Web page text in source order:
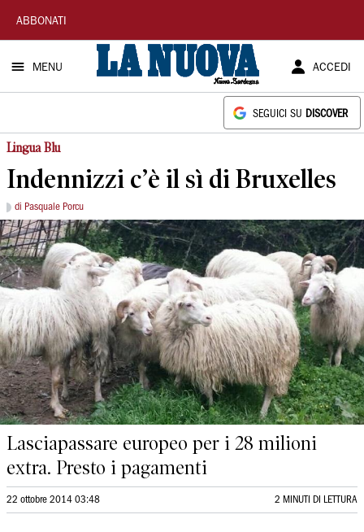
La
Nuova
Sardegna
ABBONATI
MENU ACCEDI
SEGUICI SU DISCOVER
Lingua Blu
Indennizzi c’è il sì di Bruxelles
di Pasquale Porcu
Lasciapassare europeo per i 28 milioni
extra. Presto i pagamenti
22 ottobre 2014 03:48 2 MINUTI DI LETTURA